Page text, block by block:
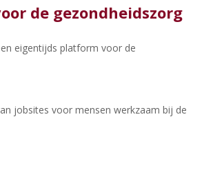
de gezondheidszorg
eigentijds platform voor de
jobsites voor mensen werkzaam bij de